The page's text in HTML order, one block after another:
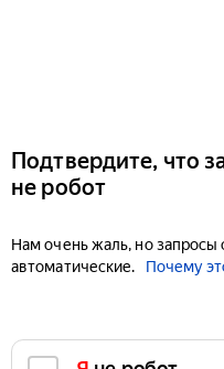
Подтвердите, что
не робот
Нам очень жаль, но запросы
автоматические.
Почему